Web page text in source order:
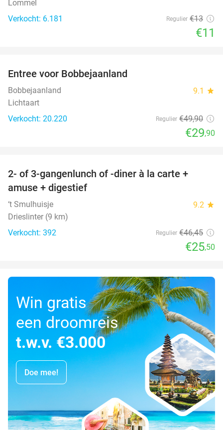
Lommel
Verkocht: 6.181
Regulier €13
€11
Entree voor Bobbejaanland
Bobbejaanland 9.1 star
Lichtaart
Verkocht: 20.220
Regulier €49,90
€29,90
2- of 3-gangenlunch of -diner à la carte +
amuse + digestief
‘t Smulhuisje 9.2 star
Drieslinter (9 km)
Verkocht: 392
Regulier €46,45
€25,50
Win gratis
een droomreis
t.w.v. €3.000
Doe mee!